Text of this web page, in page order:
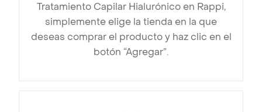
Tratamiento Capilar Hialurónico en Rappi,
simplemente elige la tienda en la que
deseas comprar el producto y haz clic en el
botón “Agregar”.